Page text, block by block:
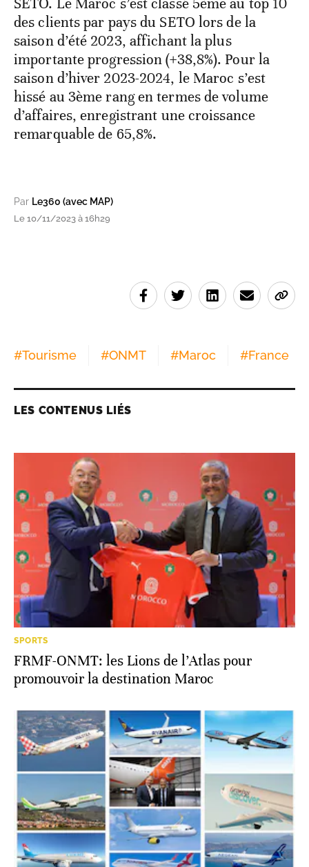
SETO. Le Maroc s’est classé 5ème au top 10
des clients par pays du SETO lors de la
saison d’été 2023, affichant la plus
importante progression (+38,8%). Pour la
saison d’hiver 2023-2024, le Maroc s’est
hissé au 3ème rang en termes de volume
d’affaires, enregistrant une croissance
remarquable de 65,8%.
Par Le360 (avec MAP)
Le 10/11/2023 à 16h29
#Tourisme #ONMT #Maroc #France
LES CONTENUS LIÉS
SPORTS
FRMF-ONMT: les Lions de l’Atlas pour
promouvoir la destination Maroc